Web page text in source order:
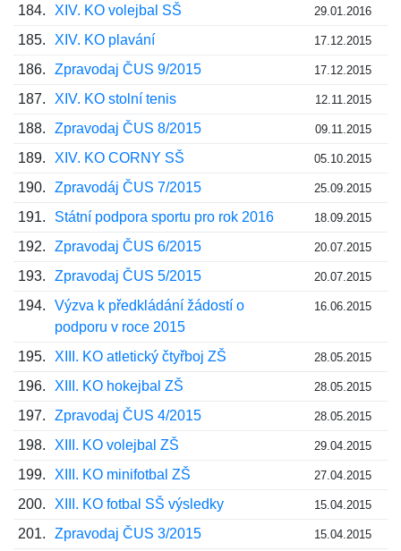
184. XIV. KO volejbal SŠ 29.01.2016
185. XIV. KO plavání 17.12.2015
186. Zpravodaj ČUS 9/2015 17.12.2015
187. XIV. KO stolní tenis 12.11.2015
188. Zpravodaj ČUS 8/2015 09.11.2015
189. XIV. KO CORNY SŠ 05.10.2015
190. Zpravodáj ČUS 7/2015 25.09.2015
191. Státní podpora sportu pro rok 2016 18.09.2015
192. Zpravodaj ČUS 6/2015 20.07.2015
193. Zpravodaj ČUS 5/2015 20.07.2015
194.
Výzva k předkládání žádostí o
podporu v roce 2015
16.06.2015
195. XIII. KO atletický čtyřboj ZŠ 28.05.2015
196. XIII. KO hokejbal ZŠ 28.05.2015
197. Zpravodaj ČUS 4/2015 28.05.2015
198. XIII. KO volejbal ZŠ 29.04.2015
199. XIII. KO minifotbal ZŠ 27.04.2015
200. XIII. KO fotbal SŠ výsledky 15.04.2015
201. Zpravodaj ČUS 3/2015 15.04.2015